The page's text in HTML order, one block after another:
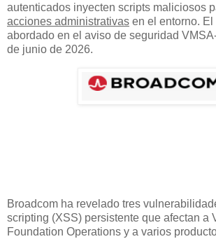
autenticados inyecten scripts maliciosos
acciones administrativas en el entorno.
abordado en el aviso de seguridad
de junio de 2026.
Broadcom ha revelado tres
scripting (XSS) persistente que afectan a
Foundation Operations y a varios